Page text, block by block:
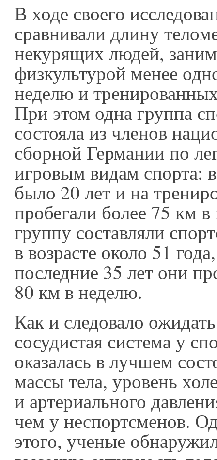
В ходе своего
сравнивали длину
некурящих людей,
физкультурой менее
неделю и
При этом одна группа
состояла из членов
сборной Германии по
игровым видам спорта:
было 20 лет и на
пробегали более 75 км
группу составляли
в возрасте около 51
последние 35 лет они
80 км в неделю.
Как и следовало
сосудистая система у
оказалась в лучшем
массы тела, уровень
и артериального
чем у неспортсменов.
этого, ученые